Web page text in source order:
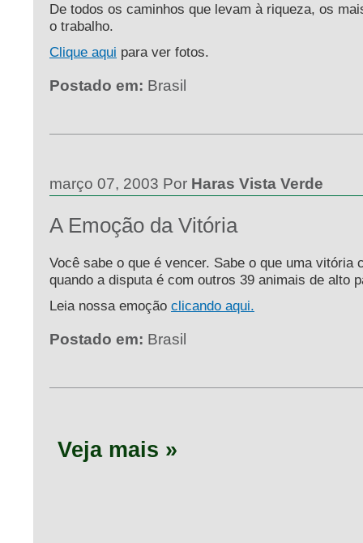
De todos os caminhos que levam à riqueza, os
o trabalho.
Clique aqui para ver fotos.
Postado em: Brasil
março 07, 2003 Por Haras Vista Verde
A Emoção da Vitória
Você sabe o que é vencer. Sabe o que uma
quando a disputa é com outros 39 animais de alto
Leia nossa emoção clicando aqui.
Postado em: Brasil
Veja mais »